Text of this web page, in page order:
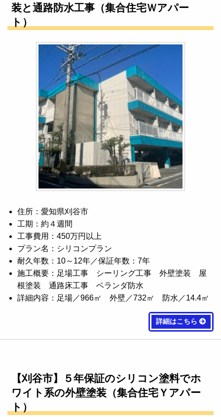
装と通路防水工事（集合住宅Ｗアパー
ト）
住所：愛知県刈谷市
工期：約４週間
工事費用：450万円以上
プラン名：シリコンプラン
耐久年数：10～12年／保証年数：7年
施工概要：足場工事 シーリング工事 外壁塗装 屋
根塗装 通路床工事 ベランダ防水
詳細内容：足場／966㎡ 外壁／732㎡ 防水／14.4㎡
詳細はこちら
【刈谷市】５年保証のシリコン塗料でホ
ワイト系の外壁塗装（集合住宅Ｙアパー
ト）